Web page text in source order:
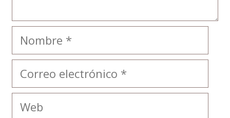
Nombre
Correo
electrónico
Web